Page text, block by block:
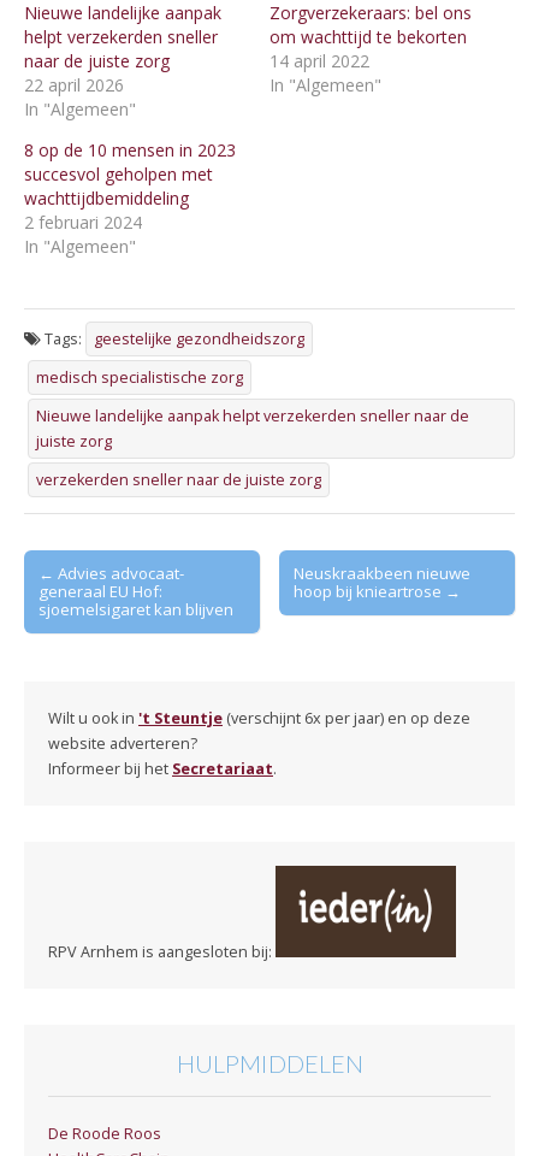
Nieuwe landelijke aanpak
helpt verzekerden sneller
naar de juiste zorg
22 april 2026
In "Algemeen"
Zorgverzekeraars: bel ons
om wachttijd te bekorten
14 april 2022
In "Algemeen"
8 op de 10 mensen in 2023
succesvol geholpen met
wachttijdbemiddeling
2 februari 2024
In "Algemeen"
Tags:
geestelijke gezondheidszorg
medisch specialistische zorg
Nieuwe landelijke aanpak helpt verzekerden sneller naar de
juiste zorg
verzekerden sneller naar de juiste zorg
Post
navigation
← Advies advocaat-
generaal EU Hof:
sjoemelsigaret kan blijven
Neuskraakbeen nieuwe
hoop bij knieartrose →
Wilt u ook in 't Steuntje (verschijnt 6x per jaar) en op deze
website adverteren?
Informeer bij het Secretariaat.
RPV Arnhem is aangesloten bij:
HULPMIDDELEN
De Roode Roos